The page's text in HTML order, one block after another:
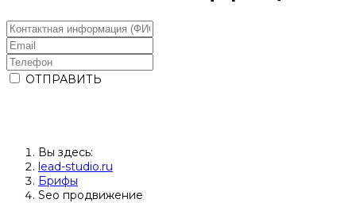
ОТПРАВИТЬ
Вы здесь:
lead-studio.ru
Брифы
Seo продвижение